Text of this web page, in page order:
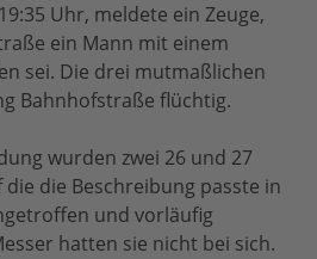
Uhr, meldete ein Zeuge,
ein Mann mit einem
sei. Die drei mutmaßlichen
Bahnhofstraße flüchtig.
wurden zwei 26 und 27
die die Beschreibung passte in
und vorläufig
hatten sie nicht bei sich.